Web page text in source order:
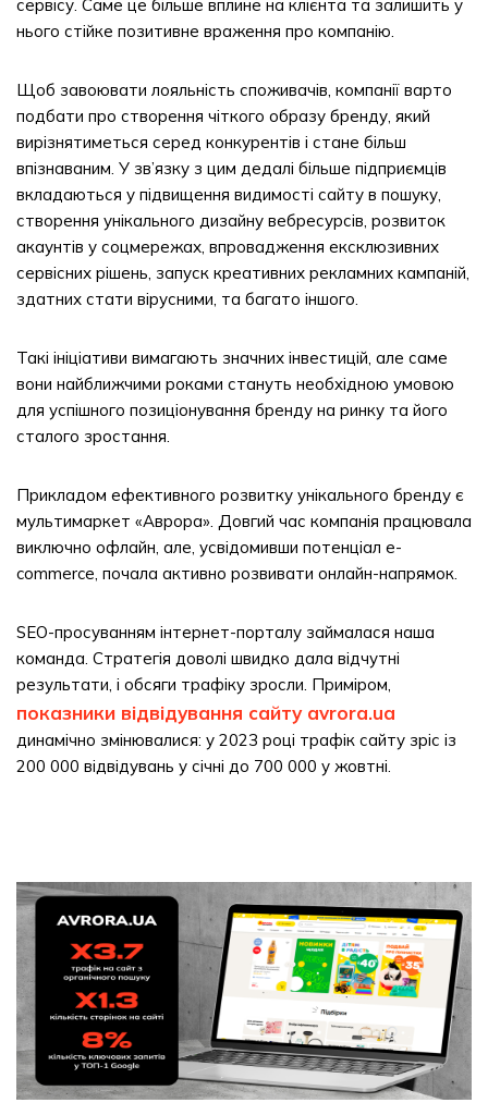
сервісу. Саме це більше вплине на клієнта та залишить у
нього стійке позитивне враження про компанію.
Щоб завоювати лояльність споживачів, компанії варто
подбати про створення чіткого образу бренду, який
вирізнятиметься серед конкурентів і стане більш
впізнаваним. У зв’язку з цим дедалі більше підприємців
вкладаються у підвищення видимості сайту в пошуку,
створення унікального дизайну вебресурсів, розвиток
акаунтів у соцмережах, впровадження ексклюзивних
сервісних рішень, запуск креативних рекламних кампаній,
здатних стати вірусними, та багато іншого.
Такі ініціативи вимагають значних інвестицій, але саме
вони найближчими роками стануть необхідною умовою
для успішного позиціонування бренду на ринку та його
сталого зростання.
Прикладом ефективного розвитку унікального бренду є
мультимаркет «Аврора». Довгий час компанія працювала
виключно офлайн, але, усвідомивши потенціал e-
commerce, почала активно розвивати онлайн-напрямок.
SEO-просуванням інтернет-порталу займалася наша
команда. Стратегія доволі швидко дала відчутні
результати, і обсяги трафіку зросли. Приміром,
показники відвідування сайту avrora.ua
динамічно змінювалися: у 2023 році трафік сайту зріс із
200 000 відвідувань у січні до 700 000 у жовтні.